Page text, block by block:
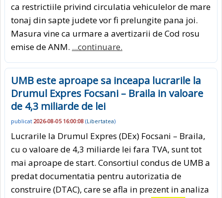
ca restrictiile privind circulatia vehiculelor de mare
tonaj din sapte judete vor fi prelungite pana joi.
Masura vine ca urmare a avertizarii de Cod rosu
emise de ANM. ...continuare.
UMB este aproape sa inceapa lucrarile la
Drumul Expres Focsani – Braila in valoare
de 4,3 miliarde de lei
publicat 2026-08-05 16:00:08 (Libertatea)
Lucrarile la Drumul Expres (DEx) Focsani – Braila,
cu o valoare de 4,3 miliarde lei fara TVA, sunt tot
mai aproape de start. Consortiul condus de UMB a
predat documentatia pentru autorizatia de
construire (DTAC), care se afla in prezent in analiza